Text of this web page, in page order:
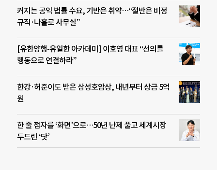
커지는 공익 법률 수요, 기반은 취약…“절반은 비정
규직·나홀로 사무실”
[유한양행-유일한 아카데미] 이호영 대표 “선의를
행동으로 연결하라”
한강·허준이도 받은 삼성호암상, 내년부터 상금 5억
원
한 줄 점자를 ‘화면’으로…50년 난제 풀고 세계시장
두드린 ‘닷’